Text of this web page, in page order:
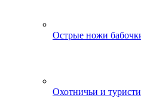
Острые ножи
Охотничьи и